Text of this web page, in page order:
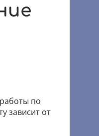
по
зависит от